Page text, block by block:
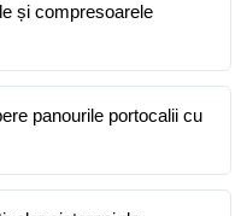
și compresoarele
panourile portocalii cu